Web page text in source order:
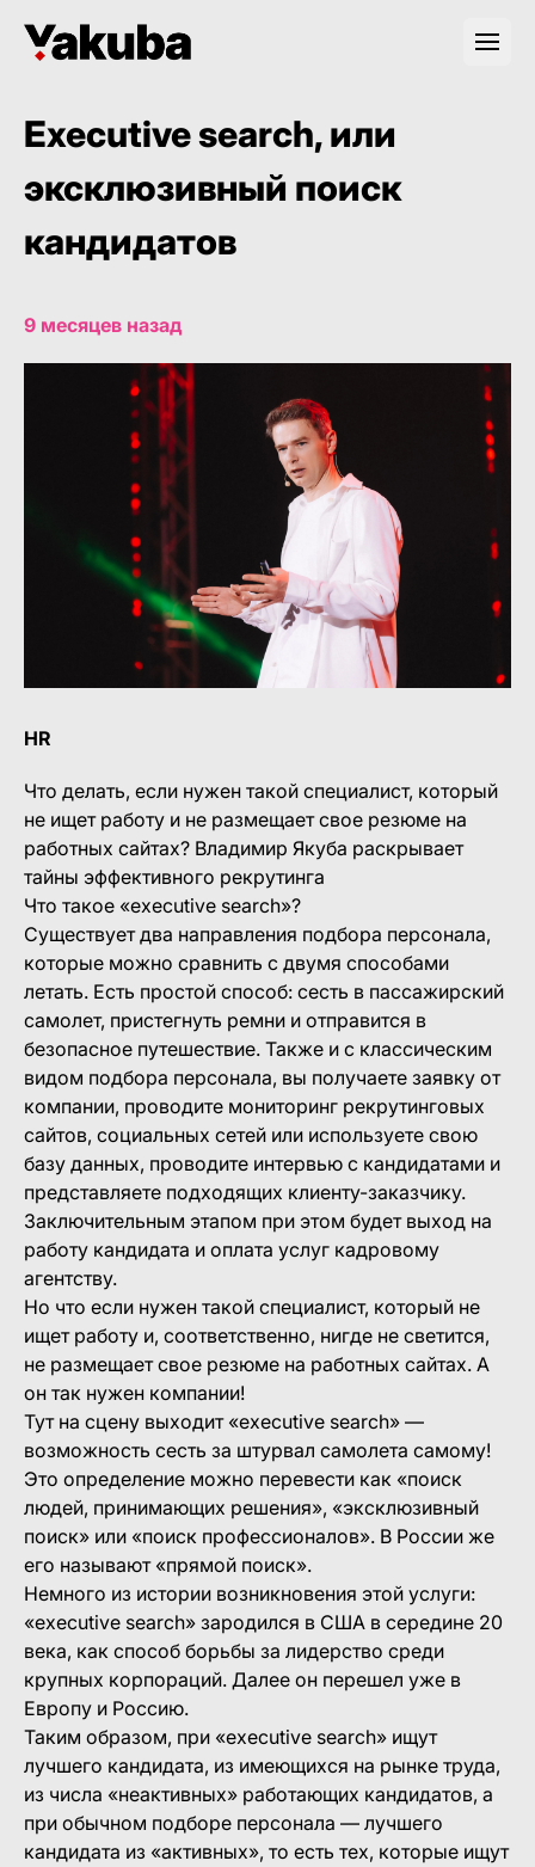
Executive search, или
эксклюзивный поиск
кандидатов
9 месяцев назад
HR
Что делать, если нужен такой специалист, который
не ищет работу и не размещает свое резюме на
работных сайтах? Владимир Якуба раскрывает
тайны эффективного рекрутинга
Что такое «executive search»?
Существует два направления подбора персонала,
которые можно сравнить с двумя способами
летать. Есть простой способ: сесть в пассажирский
самолет, пристегнуть ремни и отправится в
безопасное путешествие. Также и с классическим
видом подбора персонала, вы получаете заявку от
компании, проводите мониторинг рекрутинговых
сайтов, социальных сетей или используете свою
базу данных, проводите интервью с кандидатами и
представляете подходящих клиенту-заказчику.
Заключительным этапом при этом будет выход на
работу кандидата и оплата услуг кадровому
агентству.
Но что если нужен такой специалист, который не
ищет работу и, соответственно, нигде не светится,
не размещает свое резюме на работных сайтах. А
он так нужен компании!
Тут на сцену выходит «executive search» —
возможность сесть за штурвал самолета самому!
Это определение можно перевести как «поиск
людей, принимающих решения», «эксклюзивный
поиск» или «поиск профессионалов». В России же
его называют «прямой поиск».
Немного из истории возникновения этой услуги:
«executive search» зародился в США в середине 20
века, как способ борьбы за лидерство среди
крупных корпораций. Далее он перешел уже в
Европу и Россию.
Таким образом, при «executive search» ищут
лучшего кандидата, из имеющихся на рынке труда,
из числа «неактивных» работающих кандидатов, а
при обычном подборе персонала — лучшего
кандидата из «активных», то есть тех, которые ищут